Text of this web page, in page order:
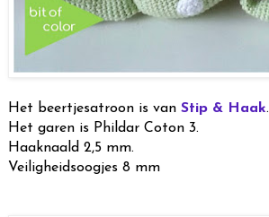
Het beertjesatroon is van Stip & Haak.
Het garen is Phildar Coton 3.
Haaknaald 2,5 mm.
Veiligheidsoogjes 8 mm